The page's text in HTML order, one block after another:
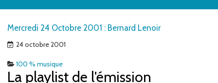
Mercredi 24 Octobre 2001 : Bernard Lenoir
24 octobre 2001
100 % musique
La playlist de l'émission